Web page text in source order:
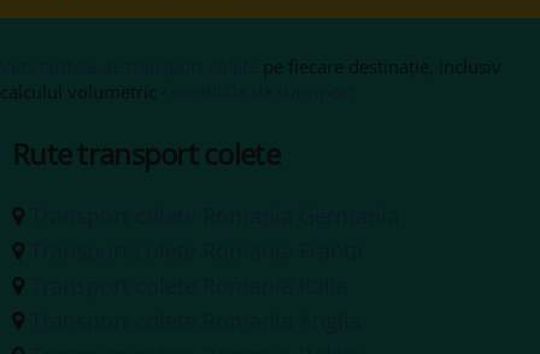
pe fiecare destinație, inclusiv
calculul volumetric ·
Rute transport colete